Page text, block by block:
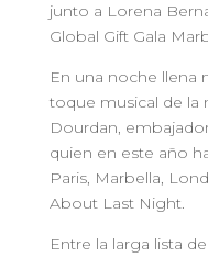
junto a Lorena
Global Gift Gala
En una noche llena
toque musical de la
Dourdan,
quien en este año
Paris, Marbella,
About Last Night.
Entre la larga lista